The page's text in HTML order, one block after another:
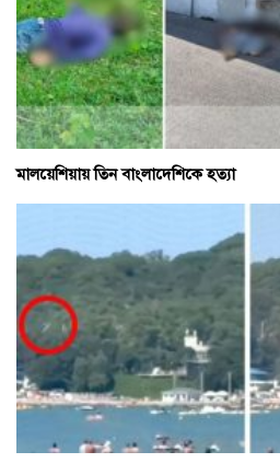
মালয়েশিয়ায় তিন বাংলাদেশিকে হত্যা